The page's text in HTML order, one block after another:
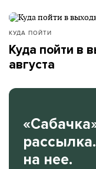
КУДА ПОЙТИ
Куда пойти в
августа
на нее.